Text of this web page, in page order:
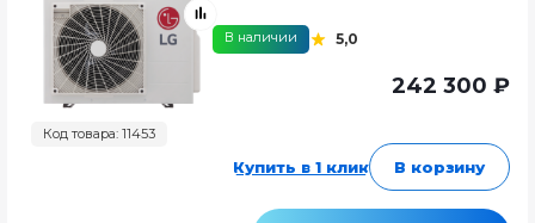
Код товара: 11453
В наличии 5,0
242 300 ₽
Купить в 1 клик В корзину